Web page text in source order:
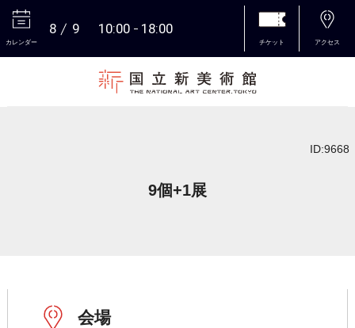
カレンダー
8 9 10:00 18:00
チケット アクセス
ID:9668
9個+1展
会場